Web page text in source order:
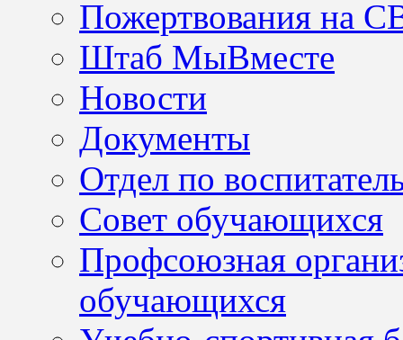
Пожертвования на
Штаб МыВместе
Новости
Документы
Отдел по
Совет обучающихся
Профсоюзная
обучающихся